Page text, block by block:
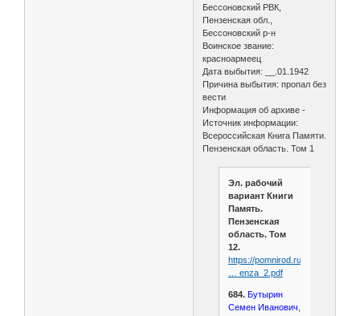
Бессоновский РВК,
Пензенская обл.,
Бессоновский р-н
Воинское звание:
красноармеец
Дата выбытия: __.01.1942
Причина выбытия: пропал без
вести
Информация об архиве -
Источник информации:
Всероссийская Книга Памяти.
Пензенская область. Том 1
Эл. рабочий
вариант Книги
Память.
Пензенская
область. Том
12.
https://pomnirod.ru/assets/files/
… enza_2.pdf
684. Бутырин
Семен Иванович